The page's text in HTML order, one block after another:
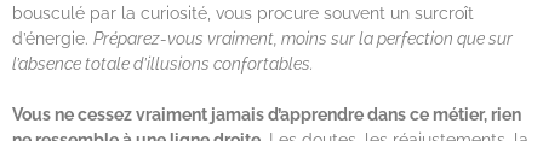
bousculé par la curiosité, vous procure souvent un surcroît
d’énergie. Préparez-vous vraiment, moins sur la perfection que sur
l’absence totale d’illusions confortables.
Vous ne cessez vraiment jamais d’apprendre dans ce métier, rien